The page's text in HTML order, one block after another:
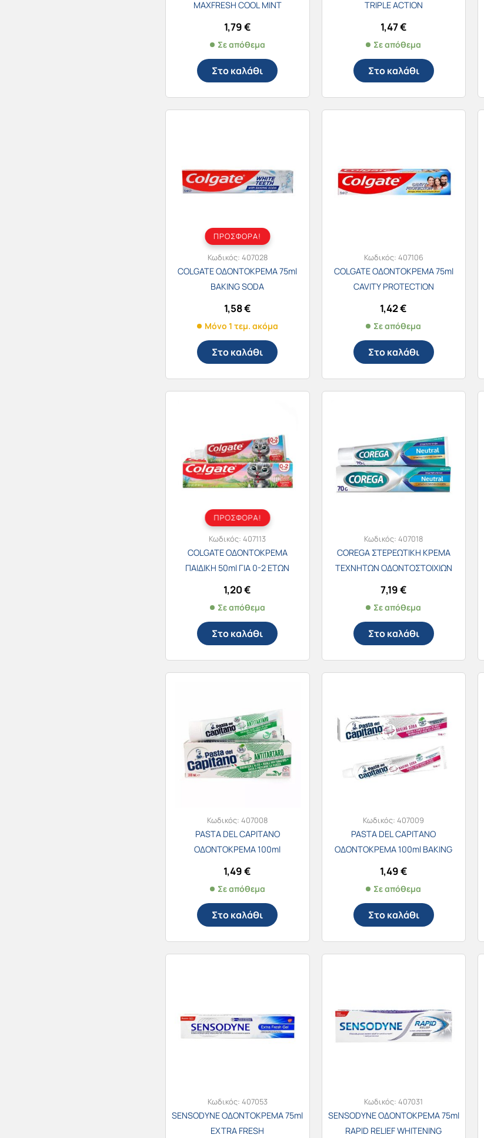
MAXFRESH COOL MINT
1,79€
Σε απόθεμα
Στο καλάθι
TRIPLE ACTION
1,47€
Σε απόθεμα
Στο καλάθι
ΠΡΟΣΦΟΡΑ!
Κωδικός: 407028
COLGATE ΟΔΟΝΤΟΚΡΕΜΑ 75ml
BAKING SODA
1,58€
Μόνο 1 τεμ. ακόμα
Στο καλάθι
Κωδικός: 407106
COLGATE ΟΔΟΝΤΟΚΡΕΜΑ 75ml
CAVITY PROTECTION
1,42€
Σε απόθεμα
Στο καλάθι
ΠΡΟΣΦΟΡΑ!
Κωδικός:407113
COLGATE ΟΔΟΝΤΟΚΡΕΜΑ
ΠΑΙΔΙΚΗ 50ml ΓΙΑ 0-2 ΕΤΩΝ
1,20€
Σε απόθεμα
Στο καλάθι
Κωδικός:407018
COREGA ΣΤΕΡΕΩΤΙΚΗ ΚΡΕΜΑ
ΤΕΧΝΗΤΩΝ ΟΔΟΝΤΟΣΤΟΙΧΙΩΝ
7,19€
Σε απόθεμα
Στο καλάθι
Κωδικός:407008
PASTA DEL CAPITANO
ΟΔΟΝΤΟΚΡΕΜΑ 100ml
1,49€
Σε απόθεμα
Στο καλάθι
Κωδικός:407009
PASTA DEL CAPITANO
ΟΔΟΝΤΟΚΡΕΜΑ 100ml BAKING
1,49€
Σε απόθεμα
Στο καλάθι
Κωδικός: 407053
SENSODYNE ΟΔΟΝΤΟΚΡΕΜΑ 75ml
EXTRA FRESH
Κωδικός:407031
SENSODYNE ΟΔΟΝΤΟΚΡΕΜΑ 75ml
RAPID RELIEF WHITENING